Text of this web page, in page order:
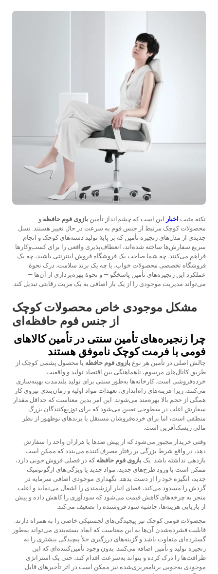
نکته مثبت اخبار این است که چشم‌انداز تأمین بازوی فوم حافظه و
محصولات کوچک مرتبط از جنس فوم به سرعت در حال تغییر هستند. نسل
جدیدی از مدل‌های زنجیره تأمین که بر پایهٔ تولید دسته‌های کوچک و انجام
سریع سفارش‌ها ساخته شده‌اند، انعطاف‌پذیری واقعی را برای کسب‌وکارها
فراهم می‌کنند. چه شما صاحب یک فروشگاه فروش اینترنتی باشید، چه یک
فروشگاه تخصصی محصولات خواب، یا چه یک برند سلامت، درک نحوهٔ
عملکرد این زنجیره‌های تأمین پاسخگو — و نحوهٔ بهره‌برداری از آن‌ها —
می‌تواند مدیریت موجودی را از یک بار اضافی به یک مزیت رقابتی تبدیل کند.
مشکل موجودی خاص محصولات کوچک
از جنس فوم حافظه‌ای
چرا زنجیره‌های تأمین سنتی در تأمین کالاهای
فومی با فرمت کوچک ناموفق هستند
چالش اصلی در تأمین هر نوع بازوی فوم حافظه یا محصول پشمی کوچک از
طریق کانال‌های مرسوم، ناهماهنگی بین اقتصاد تولید و واقعیت
خرده‌فروشی است. کارخانه‌ها به‌طور سنتی برای تولید بلندمدت بهینه‌سازی
می‌کنند، زیرا هزینه‌های راه‌اندازی، تعهدات مواد اولیه و زمان‌بندی نیروی کار
همگی از حجم بالا بهره‌مند می‌شوند. این امر بدین معناست که حداقل مقدار
سفارش اغلب در سطوحی تعیین می‌شود که برای توزیع‌کنندگان بزرگ
منطقی است، اما برای خرده‌فروشان مستقل یا برندهای نوظهور از نظر
مالی ریسک‌آفرین است.
وقتی خریدار مجبور می‌شود که از پیش صدها یا هزاران واحد را سفارش
دهد، در واقع شرط بزرگی بر رفتار مصرف‌کننده می‌بندد که ممکن است
بازدهی نداشته باشد. یک بازوی فوم حافظهکه در فصلی فروش خوبی دارد،
ممکن است با ورود طرح‌های جدید، مواد جدید یا ویژگی‌های ارگونومیک
جدید، انگیزه خود را از دست بدهد. نگهداری موجودی اضافی سرمایه در
گردش را مسدود می‌کند، فضای انبار ارزشمندی را اشغال می‌نماید و اغلب
منجر به چرخه‌های کاهش قیمت می‌شود که سودآوری را کاهش داده و پیش
از بازیابی هزینه‌ها، حاشیه سود فروشنده را تضعیف می‌کند.
محصولات فومی کوچک نیز پیچیدگی‌های لجستیکی خاصی را به همراه دارند.
قابلیت فشرده‌شدن آن‌ها به این معناست که ابعاد بسته‌بندی می‌تواند به‌طور
گسترده‌ای متفاوت باشد و گزینه‌های درزگیری خلأ پیچیدگی بیشتری را به
زنجیره تولید و تأمین اضافه می‌کنند. بدون وجود تأمین‌کننده‌ای که این
ظرافت‌ها را درک کرده و بتواند به‌سرعت اقدام کند، حتی یک استراتژی
موجودی به‌خوبی برنامه‌ریزی‌شده نیز ممکن است در اثر تأخیرهای قابل